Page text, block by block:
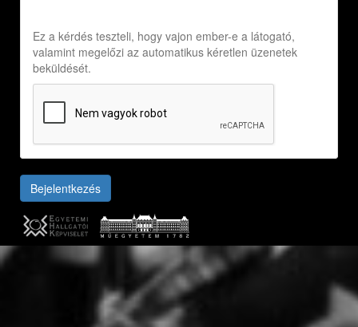
Ez a kérdés teszteli, hogy vajon ember-e a látogató,
valamint megelőzi az automatikus kéretlen üzenetek
beküldését.
Bejelentkezés